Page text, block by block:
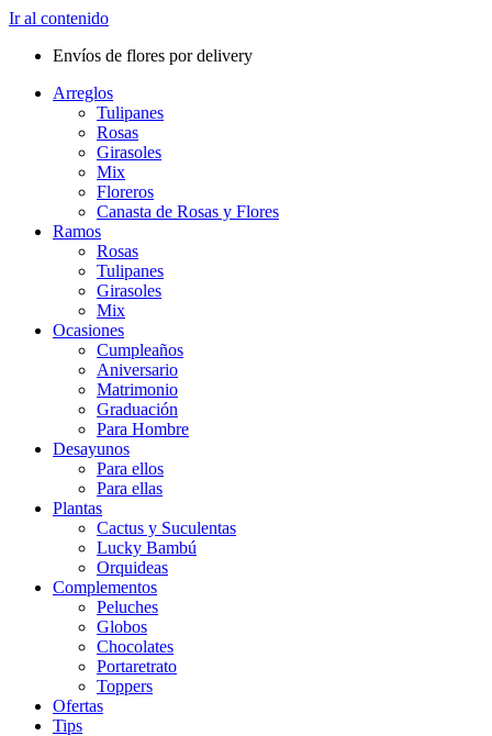
Ir al contenido
Envíos de flores por delivery
Arreglos
Tulipanes
Rosas
Girasoles
Mix
Floreros
Canasta de Rosas y Flores
Ramos
Rosas
Tulipanes
Girasoles
Mix
Ocasiones
Cumpleaños
Aniversario
Matrimonio
Graduación
Para Hombre
Desayunos
Para ellos
Para ellas
Plantas
Cactus y Suculentas
Lucky Bambú
Orquideas
Complementos
Peluches
Globos
Chocolates
Portaretrato
Toppers
Ofertas
Tips